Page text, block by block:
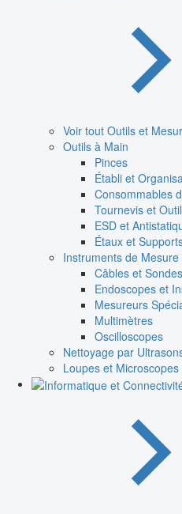
Voir tout Outils et
Outils à Main
Pinces
Établi et
Consommables
Tournevis et
ESD et
Étaux et
Instruments de Mesure
Câbles et
Endoscopes et
Mesureurs
Multimètres
Oscilloscopes
Nettoyage par
Loupes et Microscopes